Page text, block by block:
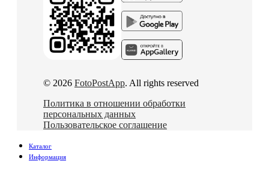
© 2026 FotoPostApp. All rights reserved
Политика в отношении обработки
персональных данных
Пользовательское соглашение
Каталог
Информация